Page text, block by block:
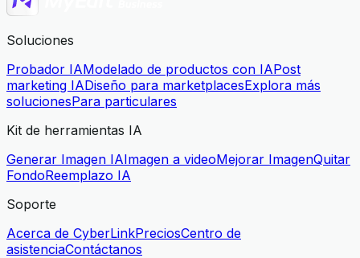
Soluciones
Probador IAModelado de productos con IAPost
marketing IADiseño para marketplacesExplora más
solucionesPara particulares
Kit de herramientas IA
Generar Imagen IAImagen a videoMejorar ImagenQuitar
FondoReemplazo IA
Soporte
Acerca de CyberLinkPreciosCentro de
asistenciaContáctanos